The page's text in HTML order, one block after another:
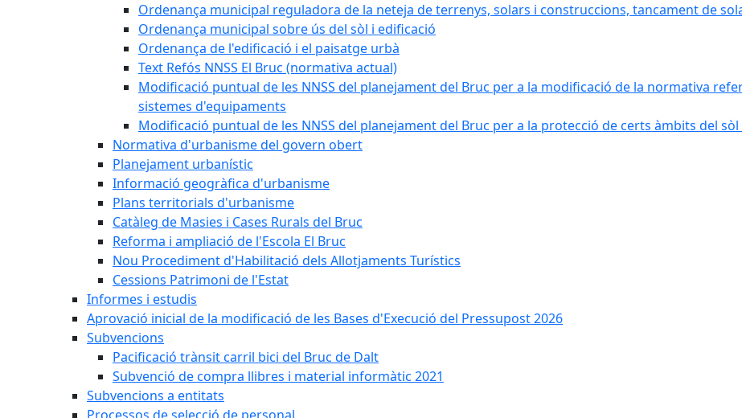
Ordenança municipal reguladora de la neteja de terrenys, solars i construccions, tancament de
Ordenança municipal sobre ús del sòl i edificació
Ordenança de l'edificació i el paisatge urbà
Text Refós NNSS El Bruc (normativa actual)
Modificació puntual de les NNSS del planejament del Bruc per a la modificació de la normativa
sistemes d'equipaments
Modificació puntual de les NNSS del planejament del Bruc per a la protecció de certs àmbits del
Normativa d'urbanisme del govern obert
Planejament urbanístic
Informació geogràfica d'urbanisme
Plans territorials d'urbanisme
Catàleg de Masies i Cases Rurals del Bruc
Reforma i ampliació de l'Escola El Bruc
Nou Procediment d'Habilitació dels Allotjaments Turístics
Cessions Patrimoni de l'Estat
Informes i estudis
Aprovació inicial de la modificació de les Bases d'Execució del Pressupost 2026
Subvencions
Pacificació trànsit carril bici del Bruc de Dalt
Subvenció de compra llibres i material informàtic 2021
Subvencions a entitats